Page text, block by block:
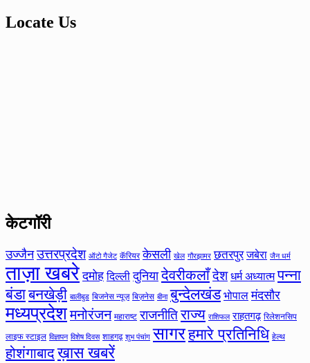
Locate Us
केटगॉरी
उज्जैन उत्तरप्रदेश ऑटो गैजेट कॅरियर केसली खेल गौरझामर छतरपुर जबेरा जैन धर्म
ताज़ा खबरे दमोह दिल्ली दुनिया देवरीकलाँदेश धर्म अध्यात्म पन्ना
बंडाबनखेड़ी बालीबुड बिजनेस न्यूज़ बिज़नेस बीना बुन्देलखंड भोपाल मंदसौर
मध्यप्रदेशमनोरंजन महाराष्ट राजनीतिराज्य राशिफल राहतगढ़ रिलेशनसिप
लाइफ स्टाइल विज्ञापन विशेष दिवस शाहगढ़ शुभ पंचांग सागरहमारे प्रतिनिधि हेल्थ
होशंगाबादख़ास खबरें